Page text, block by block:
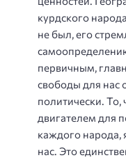
курдского
не был, его
первичным,
свободы для нас
политически. То,
двигателем для
каждого народа,
нас. Это